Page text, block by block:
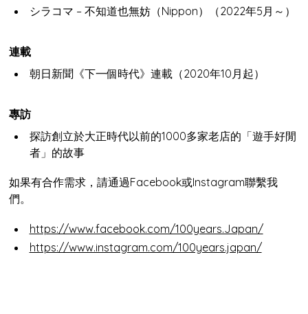
シラコマ – 不知道也無妨（Nippon）（2022年5月～）
連載
朝日新聞《下一個時代》連載（2020年10月起）
專訪
探訪創立於大正時代以前的1000多家老店的「遊手好閒
者」的故事
如果有合作需求，請通過Facebook或Instagram聯繫我
們。
https://www.facebook.com/100years.Japan/
https://www.instagram.com/100years.japan/